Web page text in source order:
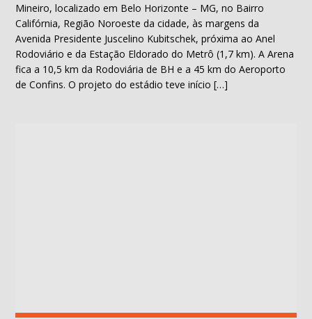
Mineiro, localizado em Belo Horizonte – MG, no Bairro
Califórnia, Região Noroeste da cidade, às margens da
Avenida Presidente Juscelino Kubitschek, próxima ao Anel
Rodoviário e da Estação Eldorado do Metrô (1,7 km). A Arena
fica a 10,5 km da Rodoviária de BH e a 45 km do Aeroporto
de Confins. O projeto do estádio teve início […]